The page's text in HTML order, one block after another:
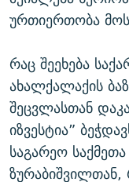
ურთიერთობა
რაც შეეხება
ახალქალაქის
შეცვლასთან
იზვესტია”
საგარეო
ზურაბიშვილთან,